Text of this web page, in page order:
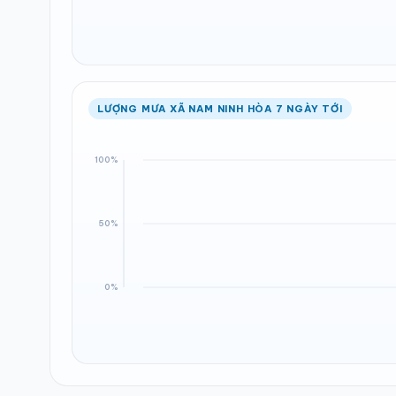
LƯỢNG MƯA XÃ NAM NINH HÒA 7 NGÀY TỚI